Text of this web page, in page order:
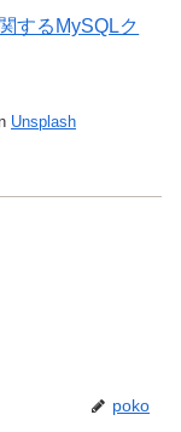
するMySQLク
Unsplash
poko